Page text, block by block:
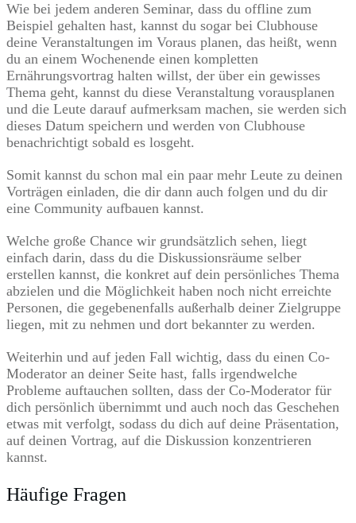
Wie bei jedem anderen Seminar, dass du offline zum
Beispiel gehalten hast, kannst du sogar bei Clubhouse
deine Veranstaltungen im Voraus planen, das heißt, wenn
du an einem Wochenende einen kompletten
Ernährungsvortrag halten willst, der über ein gewisses
Thema geht, kannst du diese Veranstaltung vorausplanen
und die Leute darauf aufmerksam machen, sie werden sich
dieses Datum speichern und werden von Clubhouse
benachrichtigt sobald es losgeht.
Somit kannst du schon mal ein paar mehr Leute zu deinen
Vorträgen einladen, die dir dann auch folgen und du dir
eine Community aufbauen kannst.
Welche große Chance wir grundsätzlich sehen, liegt
einfach darin, dass du die Diskussionsräume selber
erstellen kannst, die konkret auf dein persönliches Thema
abzielen und die Möglichkeit haben noch nicht erreichte
Personen, die gegebenenfalls außerhalb deiner Zielgruppe
liegen, mit zu nehmen und dort bekannter zu werden.
Weiterhin und auf jeden Fall wichtig, dass du einen Co-
Moderator an deiner Seite hast, falls irgendwelche
Probleme auftauchen sollten, dass der Co-Moderator für
dich persönlich übernimmt und auch noch das Geschehen
etwas mit verfolgt, sodass du dich auf deine Präsentation,
auf deinen Vortrag, auf die Diskussion konzentrieren
kannst.
Häufige Fragen